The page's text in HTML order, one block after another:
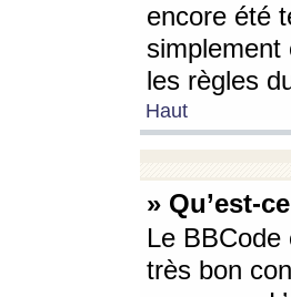
encore été
simplement
les règles
Haut
» Qu’est-
Le
très bon